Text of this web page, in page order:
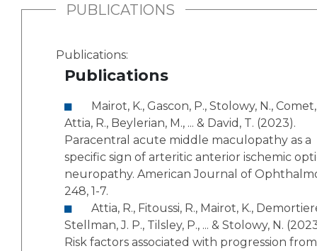
PUBLICATIONS
Publications:
Publications
Attia, R., Beylerian, M., ... & David, T. (2023).
Paracentral acute middle maculopathy as a
specific sign of arteritic anterior ischemic
neuropathy. American Journal of
248, 1-7.
Stellman, J. P., Tilsley, P., ... & Stolowy, N.
Risk factors associated with progression from